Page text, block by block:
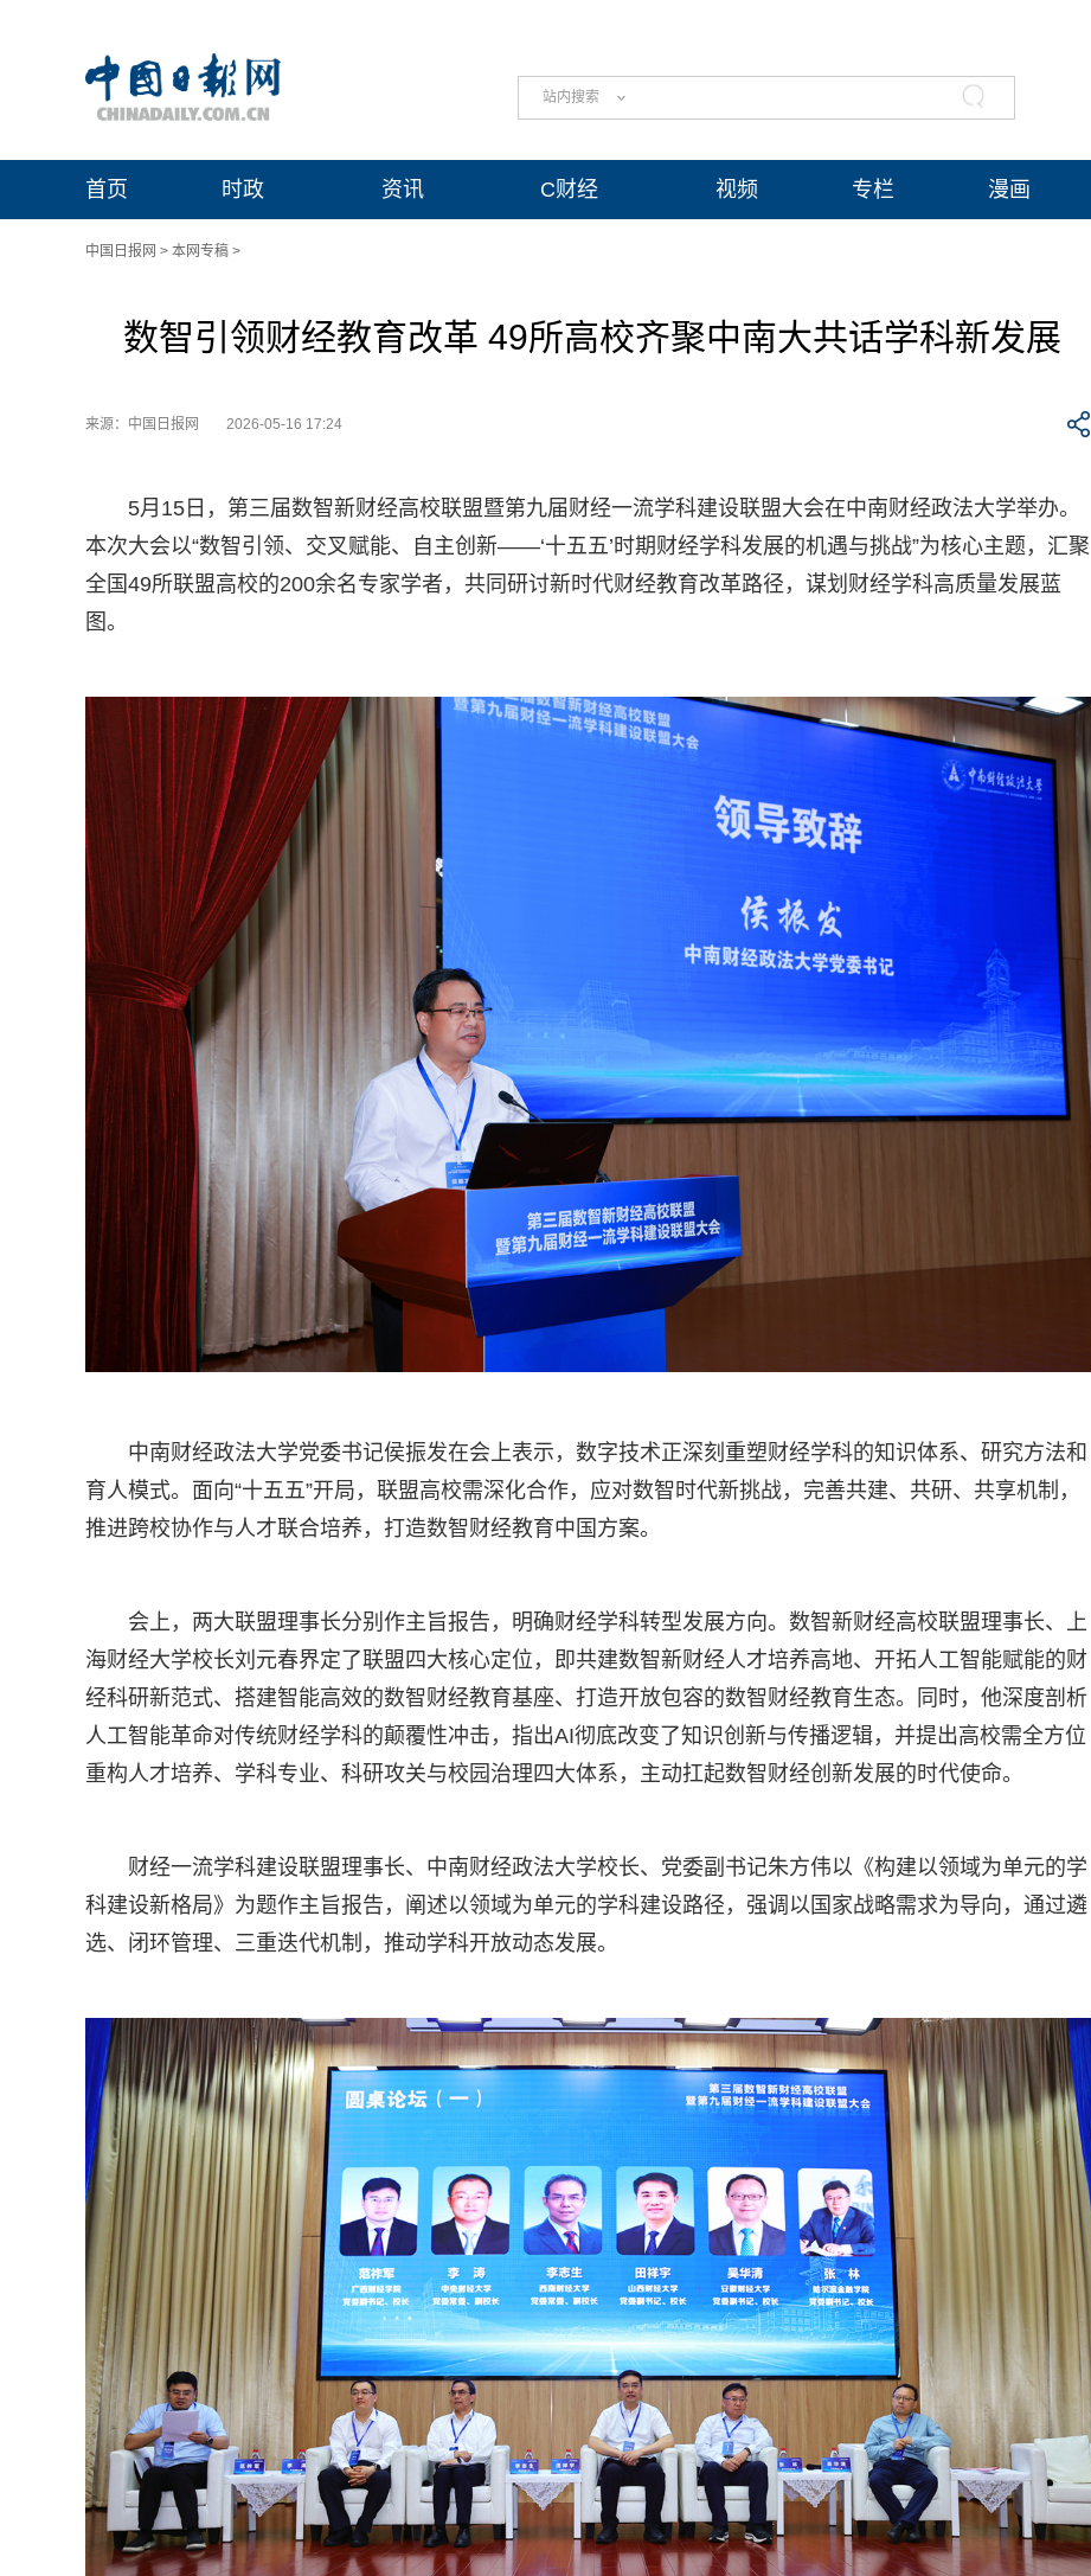
站内搜索
首页 时政 资讯 C财经 视频 专栏 漫画
中国日报网 > 本网专稿 >
数智引领财经教育改革 49所高校齐聚中南大共话学科新发展
来源：中国日报网 2026-05-16 17:24
5月15日，第三届数智新财经高校联盟暨第九届财经一流学科建设联盟大会在中南财经政法大学举办。
本次大会以“数智引领、交叉赋能、自主创新——‘十五五’时期财经学科发展的机遇与挑战”为核心主题，汇聚
全国49所联盟高校的200余名专家学者，共同研讨新时代财经教育改革路径，谋划财经学科高质量发展蓝
图。
中南财经政法大学党委书记侯振发在会上表示，数字技术正深刻重塑财经学科的知识体系、研究方法和
育人模式。面向“十五五”开局，联盟高校需深化合作，应对数智时代新挑战，完善共建、共研、共享机制，
推进跨校协作与人才联合培养，打造数智财经教育中国方案。
会上，两大联盟理事长分别作主旨报告，明确财经学科转型发展方向。数智新财经高校联盟理事长、上
海财经大学校长刘元春界定了联盟四大核心定位，即共建数智新财经人才培养高地、开拓人工智能赋能的财
经科研新范式、搭建智能高效的数智财经教育基座、打造开放包容的数智财经教育生态。同时，他深度剖析
人工智能革命对传统财经学科的颠覆性冲击，指出AI彻底改变了知识创新与传播逻辑，并提出高校需全方位
重构人才培养、学科专业、科研攻关与校园治理四大体系，主动扛起数智财经创新发展的时代使命。
财经一流学科建设联盟理事长、中南财经政法大学校长、党委副书记朱方伟以《构建以领域为单元的学
科建设新格局》为题作主旨报告，阐述以领域为单元的学科建设路径，强调以国家战略需求为导向，通过遴
选、闭环管理、三重迭代机制，推动学科开放动态发展。